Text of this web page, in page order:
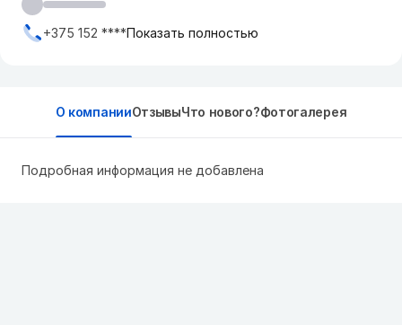
+375 152 ****Показать полностью
О компанииОтзывыЧто нового?Фотогалерея
Подробная информация не добавлена